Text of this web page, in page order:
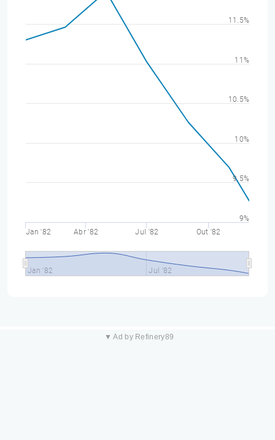
Jan '82 Abr '82 Jul '82 Out '82
Jan '82 Jul '82
9%
9.5%
10%
10.5%
11%
11.5%
▼ Ad by Refinery89